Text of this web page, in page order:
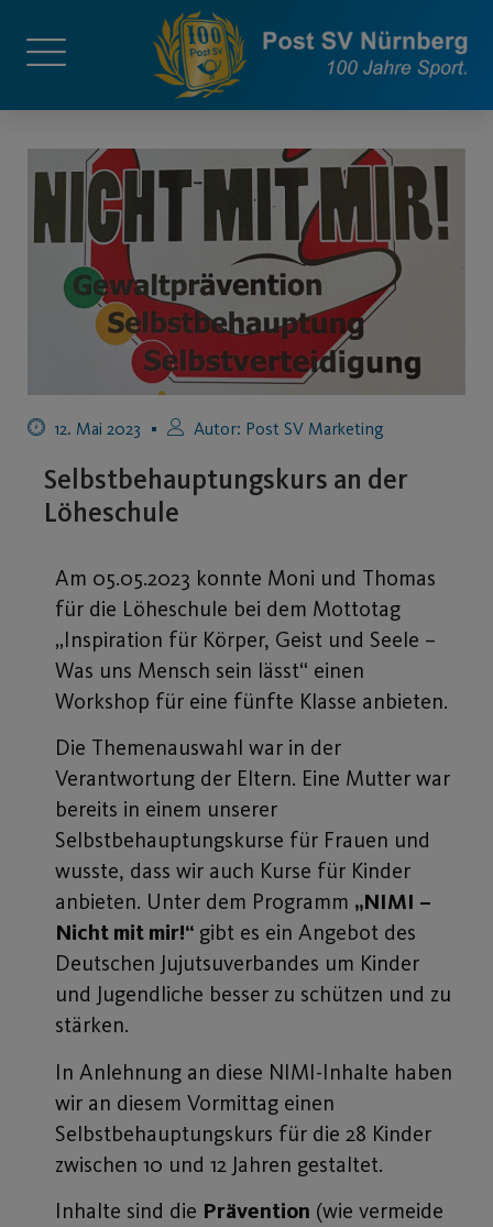
12. Mai 2023 Autor: Post SV Marketing
Selbstbehauptungskurs an der
Löheschule
Am 05.05.2023 konnte Moni und Thomas
für die Löheschule bei dem Mottotag
„Inspiration für Körper, Geist und Seele –
Was uns Mensch sein lässt“ einen
Workshop für eine fünfte Klasse anbieten.
Die Themenauswahl war in der
Verantwortung der Eltern. Eine Mutter war
bereits in einem unserer
Selbstbehauptungskurse für Frauen und
wusste, dass wir auch Kurse für Kinder
anbieten. Unter dem Programm „NIMI –
Nicht mit mir!“ gibt es ein Angebot des
Deutschen Jujutsuverbandes um Kinder
und Jugendliche besser zu schützen und zu
stärken.
In Anlehnung an diese NIMI-Inhalte haben
wir an diesem Vormittag einen
Selbstbehauptungskurs für die 28 Kinder
zwischen 10 und 12 Jahren gestaltet.
Inhalte sind die Prävention (wie vermeide